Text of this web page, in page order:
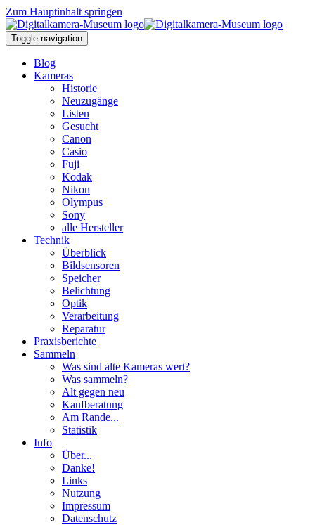
Zum Hauptinhalt springen
Toggle navigation
Blog
Kameras
Historie
Neuzugänge
Listen
Gesucht
Canon
Casio
Fuji
Kodak
Nikon
Olympus
Sony
alle Hersteller
Technik
Überblick
Bildsensoren
Speicher
Belichtung
Optik
Verarbeitung
Reparatur
Praxisberichte
Sammeln
Was sind alte Kameras wert?
Was sammeln?
Alt gegen neu
Kaufberatung
Am Rande...
Statistik
Info
Über...
Danke!
Links
Nutzung
Impressum
Datenschutz